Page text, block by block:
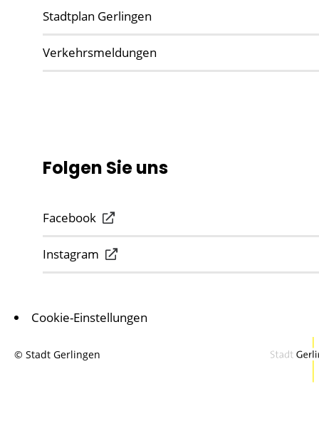
Stadtplan Gerlingen
Verkehrsmeldungen
Folgen Sie uns
Facebook
Instagram
Cookie-Einstellungen
© Stadt Gerlingen